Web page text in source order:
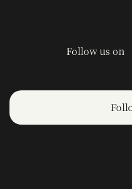
Follow us on